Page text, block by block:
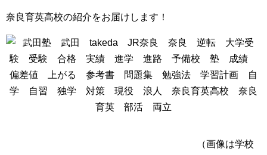
奈良育英高校の紹介をお届けします！
（画像は学校